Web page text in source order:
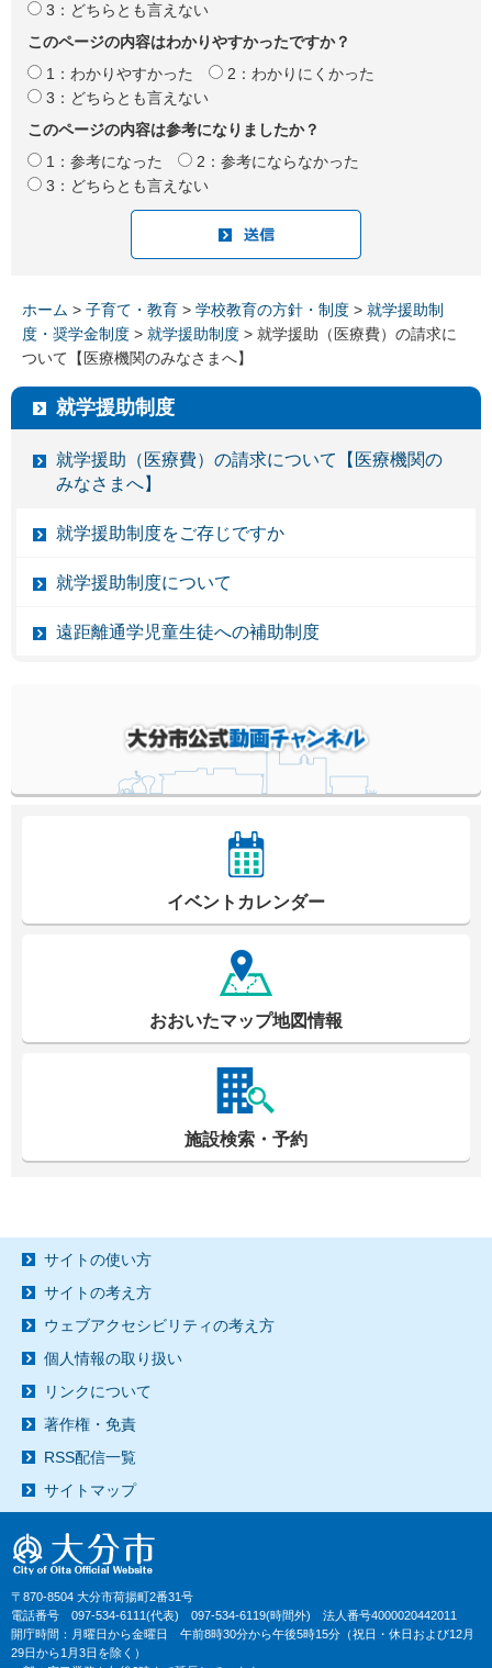
3：どちらとも言えない
このページの内容はわかりやすかったですか？
1：わかりやすかった
2：わかりにくかった
3：どちらとも言えない
このページの内容は参考になりましたか？
1：参考になった
2：参考にならなかった
3：どちらとも言えない
ホーム > 子育て・教育 > 学校教育の方針・制度 > 就学援助制
度・奨学金制度 > 就学援助制度 > 就学援助（医療費）の請求に
ついて【医療機関のみなさまへ】
就学援助制度
就学援助（医療費）の請求について【医療機関の
みなさまへ】
就学援助制度をご存じですか
就学援助制度について
遠距離通学児童生徒への補助制度
イベントカレンダー
おおいたマップ地図情報
施設検索・予約
サイトの使い方
サイトの考え方
ウェブアクセシビリティの考え方
個人情報の取り扱い
リンクについて
著作権・免責
RSS配信一覧
サイトマップ
〒870-8504 大分市荷揚町2番31号
電話番号 097-534-6111(代表) 097-534-6119(時間外) 法人番号4000020442011
開庁時間：月曜日から金曜日 午前8時30分から午後5時15分（祝日・休日および12月
29日から1月3日を除く）